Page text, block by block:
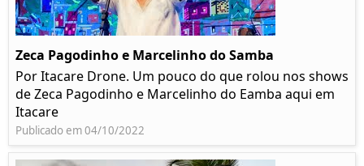
Zeca Pagodinho e Marcelinho do Samba
Por Itacare Drone. Um pouco do que rolou nos shows
de Zeca Pagodinho e Marcelinho do Eamba aqui em
Itacare
Publicado em 04/10/2022